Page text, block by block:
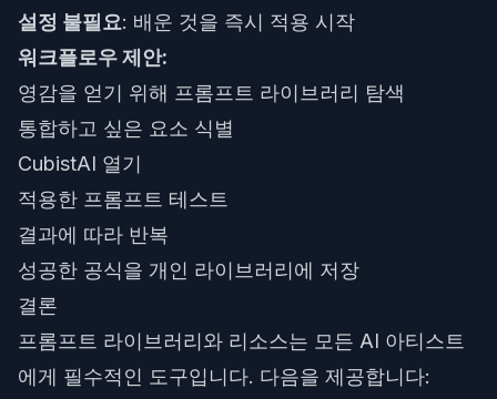
설정 불필요: 배운 것을 즉시 적용 시작
워크플로우 제안:
영감을 얻기 위해 프롬프트 라이브러리 탐색
통합하고 싶은 요소 식별
CubistAI 열기
적용한 프롬프트 테스트
결과에 따라 반복
성공한 공식을 개인 라이브러리에 저장
결론
프롬프트 라이브러리와 리소스는 모든 AI 아티스트
에게 필수적인 도구입니다. 다음을 제공합니다: